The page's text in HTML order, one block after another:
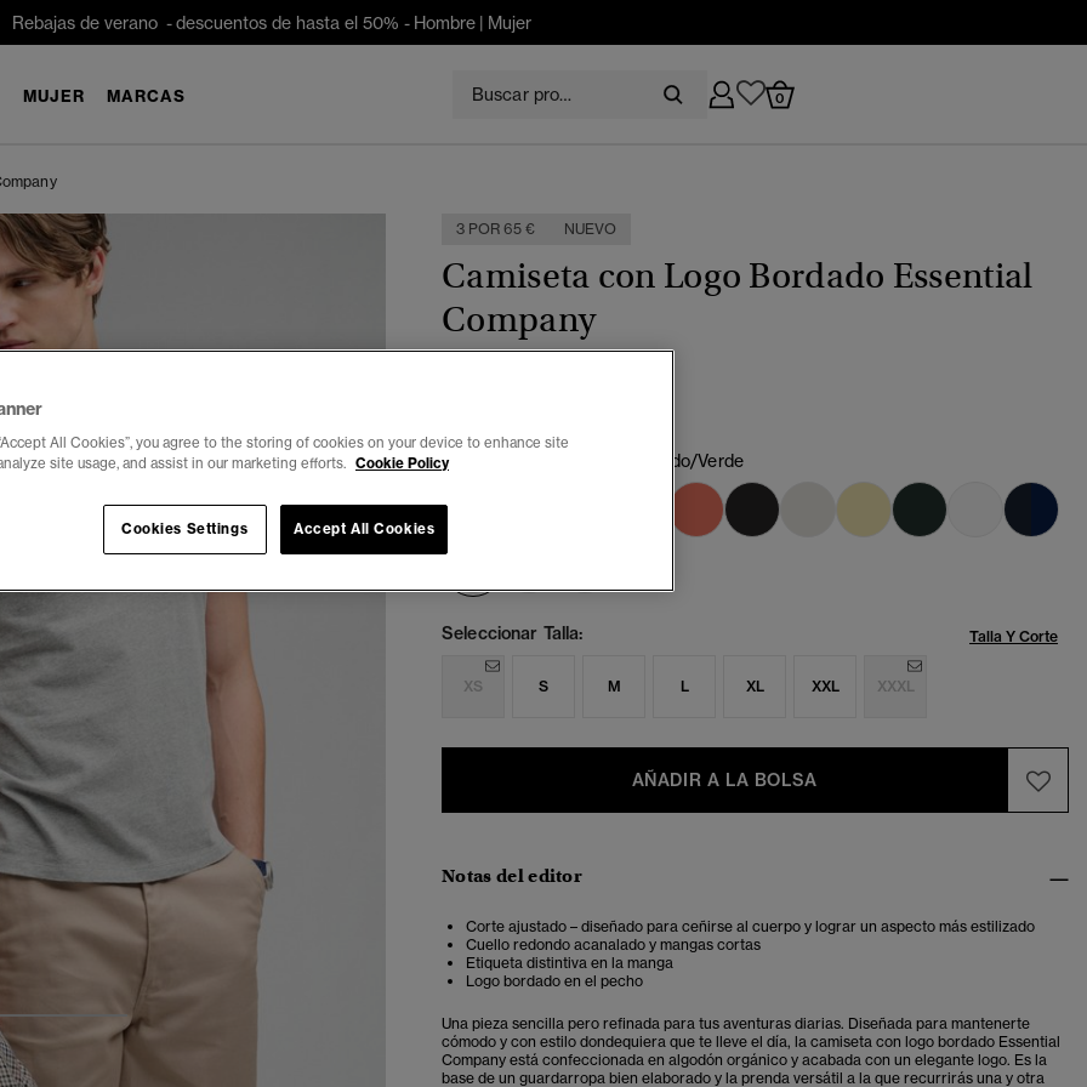
Rebajas de verano - descuentos de hasta el 50% - Hombre | Mujer
MUJER MARCAS 0
5
3 POR 65 € NUEVO
Camiseta con Logo Bordado Essential
Company
Color: Gris aguanieve jaspeado/Verde
Seleccionar Talla: Talla Y Corte
XS S M L XL XXL XXXL
AÑADIR A LA BOLSA
Notas del editor
Corte ajustado – diseñado para ceñirse al cuerpo y lograr un aspecto más estilizado
Cuello redondo acanalado y mangas cortas
Etiqueta distintiva en la manga
Logo bordado en el pecho
Una pieza sencilla pero refinada para tus aventuras diarias. Diseñada para mantenerte
cómodo y con estilo dondequiera que te lleve el día, la camiseta con logo bordado Essential
Company está confeccionada en algodón orgánico y acabada con un elegante logo. Es la
base de un guardarropa bien elaborado y la prenda versátil a la que recurrirás una y otra
All Cookies”, you agree to the storing of cookies on your device to enhance site
site usage, and assist in our marketing efforts. Cookie Policy
Accept All Cookies
Cookies Settings